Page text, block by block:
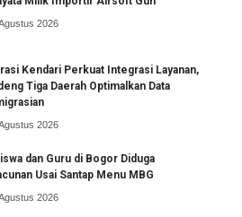
2026
Kendari Perkuat Integrasi Layanan,
Tiga Daerah Optimalkan Data
2026
dan Guru di Bogor Diduga
Usai Santap Menu MBG
2026